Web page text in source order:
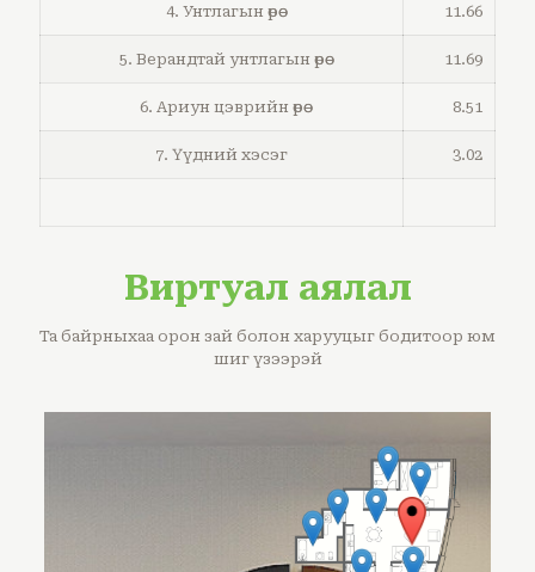
4. Унтлагын өрөө 11.66
5. Верандтай унтлагын өрөө 11.69
6. Ариун цэврийн өрөө 8.51
7. Үүдний хэсэг 3.02
Виртуал аялал
Та байрныхаа орон зай болон харууцыг бодитоор юм
шиг үзээрэй